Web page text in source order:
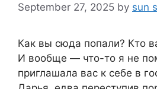
September 27, 2025 by sun
Как вы сюда попали? Кто
И вообще — что-то я не
приглашала вас к себе в